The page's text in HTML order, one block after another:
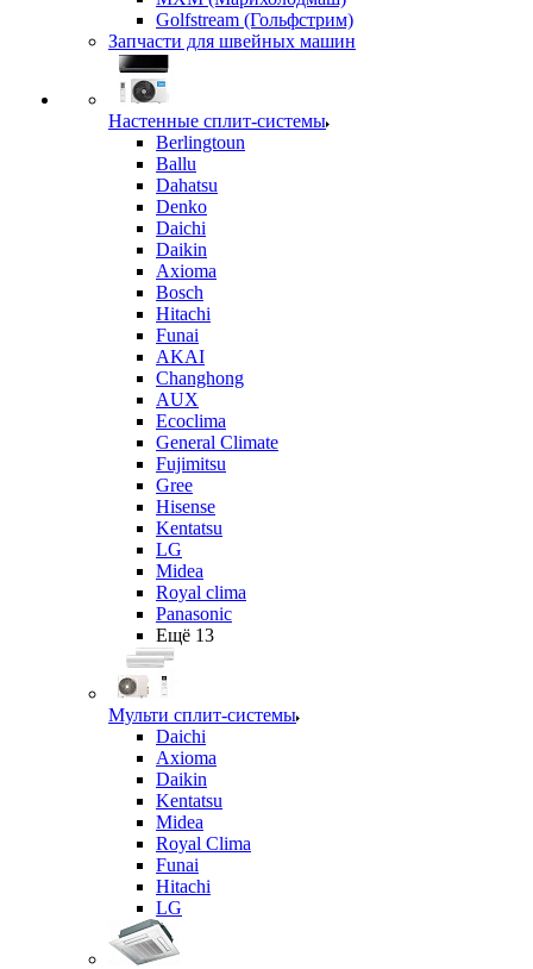
Golfstream (Гольфстрим)
Запчасти для швейных машин
Настенные сплит-системы
Berlingtoun
Ballu
Dahatsu
Denko
Daichi
Daikin
Axioma
Bosch
Hitachi
Funai
AKAI
Changhong
AUX
Ecoclima
General Climate
Fujimitsu
Gree
Hisense
Kentatsu
LG
Midea
Royal clima
Panasonic
Ещё 13
Мульти сплит-системы
Daichi
Axioma
Daikin
Kentatsu
Midea
Royal Clima
Funai
Hitachi
LG